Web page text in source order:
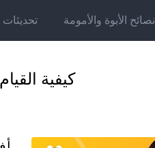
نصائح الأبوة والأمومة تحديثات mSpy
كيفية